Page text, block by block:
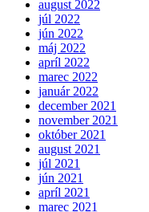
august 2022
júl 2022
jún 2022
máj 2022
apríl 2022
marec 2022
január 2022
december 2021
november 2021
október 2021
august 2021
júl 2021
jún 2021
apríl 2021
marec 2021